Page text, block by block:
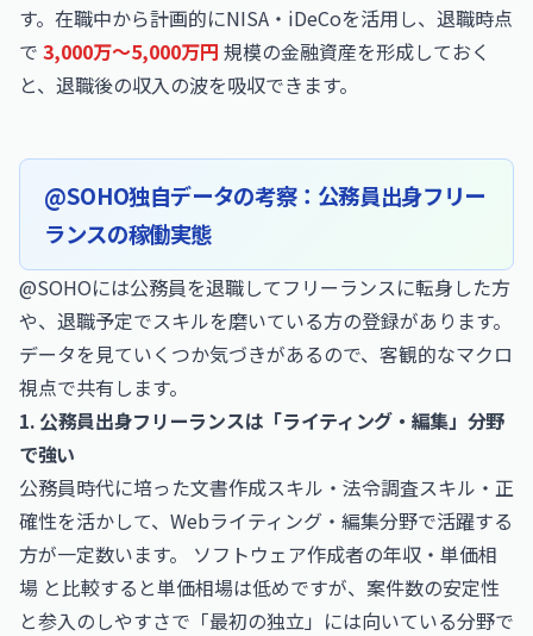
す。在職中から計画的にNISA・iDeCoを活用し、退職時点
で 3,000万〜5,000万円 規模の金融資産を形成しておく
と、退職後の収入の波を吸収できます。
@SOHO独自データの考察：公務員出身フリー
ランスの稼働実態
@SOHOには公務員を退職してフリーランスに転身した方
や、退職予定でスキルを磨いている方の登録があります。
データを見ていくつか気づきがあるので、客観的なマクロ
視点で共有します。
1. 公務員出身フリーランスは「ライティング・編集」分野
で強い
公務員時代に培った文書作成スキル・法令調査スキル・正
確性を活かして、Webライティング・編集分野で活躍する
方が一定数います。 ソフトウェア作成者の年収・単価相
場 と比較すると単価相場は低めですが、案件数の安定性
と参入のしやすさで「最初の独立」には向いている分野で